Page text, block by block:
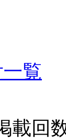
覧
載回